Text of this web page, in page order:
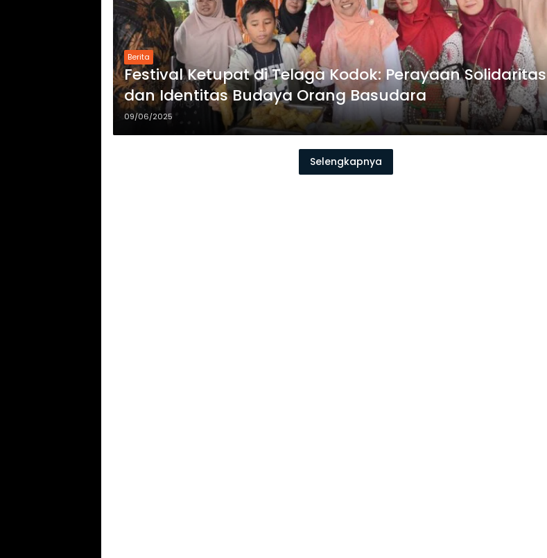
Berita
Festival Ketupat di Telaga Kodok: Perayaan Solidaritas
dan Identitas Budaya Orang Basudara
09/06/2025
Selengkapnya